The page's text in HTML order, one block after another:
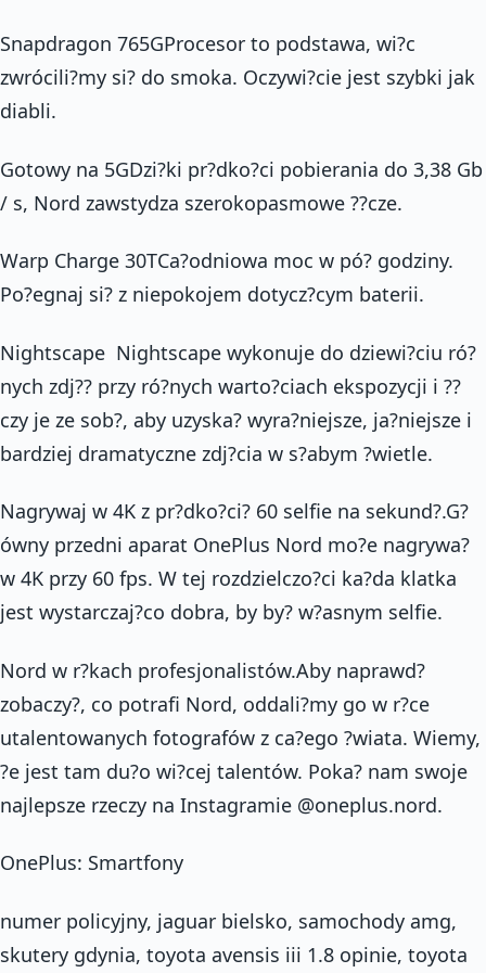
Snapdragon 765GProcesor to podstawa, wi?c
zwrócili?my si? do smoka. Oczywi?cie jest szybki jak
diabli.
Gotowy na 5GDzi?ki pr?dko?ci pobierania do 3,38 Gb
/ s, Nord zawstydza szerokopasmowe ??cze.
Warp Charge 30TCa?odniowa moc w pó? godziny.
Po?egnaj si? z niepokojem dotycz?cym baterii.
Nightscape Nightscape wykonuje do dziewi?ciu ró?
nych zdj?? przy ró?nych warto?ciach ekspozycji i ??
czy je ze sob?, aby uzyska? wyra?niejsze, ja?niejsze i
bardziej dramatyczne zdj?cia w s?abym ?wietle.
Nagrywaj w 4K z pr?dko?ci? 60 selfie na sekund?.G?
ówny przedni aparat OnePlus Nord mo?e nagrywa?
w 4K przy 60 fps. W tej rozdzielczo?ci ka?da klatka
jest wystarczaj?co dobra, by by? w?asnym selfie.
Nord w r?kach profesjonalistów.Aby naprawd?
zobaczy?, co potrafi Nord, oddali?my go w r?ce
utalentowanych fotografów z ca?ego ?wiata. Wiemy,
?e jest tam du?o wi?cej talentów. Poka? nam swoje
najlepsze rzeczy na Instagramie @oneplus.nord.
OnePlus: Smartfony
numer policyjny, jaguar bielsko, samochody amg,
skutery gdynia, toyota avensis iii 1.8 opinie, toyota